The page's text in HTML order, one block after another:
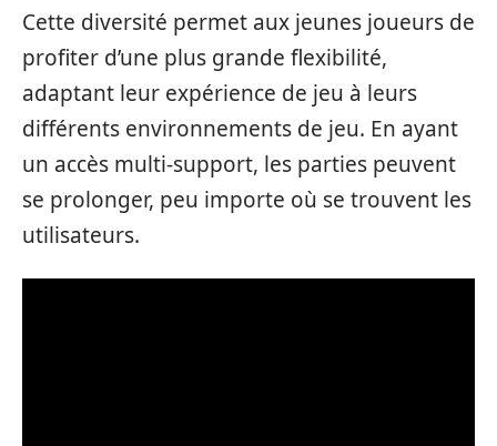
Cette diversité permet aux jeunes joueurs de
profiter d’une plus grande flexibilité,
adaptant leur expérience de jeu à leurs
différents environnements de jeu. En ayant
un accès multi-support, les parties peuvent
se prolonger, peu importe où se trouvent les
utilisateurs.